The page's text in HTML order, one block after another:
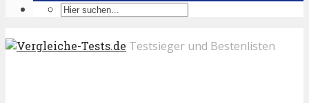
Testsieger und Bestenlisten